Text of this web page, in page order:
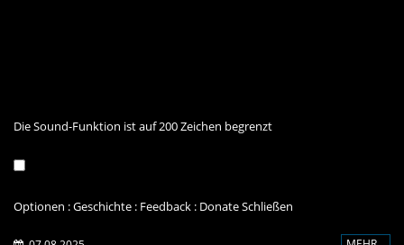
Die Sound-Funktion ist auf 200 Zeichen begrenzt
Optionen :Geschichte : Feedback : DonateSchließen